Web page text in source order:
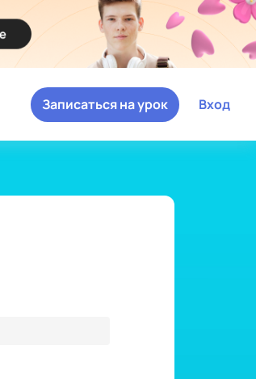
Вход
Записаться на урок